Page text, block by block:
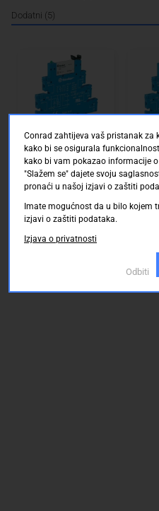
Dodatni (5)
standardni kontakti
Finder
Conrad Electronic SE
Dostupno online
Dostava: 15.08.2026 d
52.00 KM
Finder
Conrad zahtijeva vaš pristanak za
kako bi se osigurala
kako bi vam pokazao informacije
"Slažem se" dajete svoju
pronaći u našoj izjavi o zaštiti
Imate mogućnost da u bilo kojem
izjavi o zaštiti podataka.
Izjava o privatnosti
Odbiti